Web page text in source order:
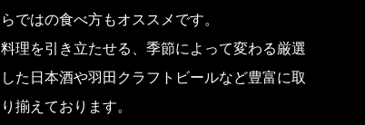
らではの食べ方もオススメです。
料理を引き立たせる、季節によって変わる厳選
した日本酒や羽田クラフトビールなど豊富に取
り揃えております。